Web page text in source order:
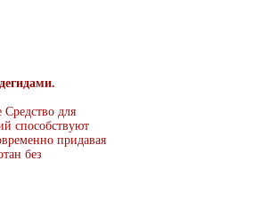
для
способствуют
придавая
без